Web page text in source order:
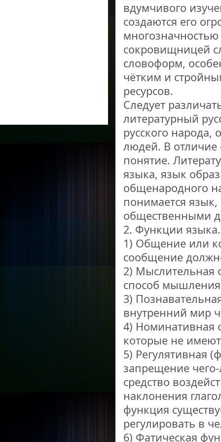
вдумчивого
создаются его
сокровищницей
словоформ,
чётким и
ресурсов.
Следует
литературный
русского народа,
людей. В отличие
понятие.
языка, язык
общенародного
понимается
общественными
2. Функции языка.
1) Общение или
сообщение
2) Мыслительная
способ
3)
внутренний мир
4) Номинативная
которые не
5) Регулятивная
запрещение
средство
наклонения
функция
регулировать в
6) Фатическая